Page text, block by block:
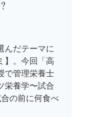
んだテーマに
】。今回「高
で管理栄養士
栄養学〜試合
の前に何食べ